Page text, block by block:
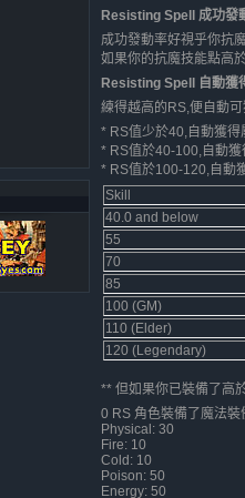
Resisting Spell 成功發
成功發動率好視乎你抗
如果你的抗魔技能點高
Resisting Spell 自動獲
練得越高的RS,便自動
* RS值少於40,自動獲得
* RS值於40-100,自動
* RS值於100-120,自動
Skill
40.0 and below
55
70
85
100 (GM)
110 (Elder)
120 (Legendary)
** 但如果你已裝備了高
0 RS 角色裝備了魔法裝
Physical: 30
Fire: 10
Cold: 10
Poison: 50
Energy: 50